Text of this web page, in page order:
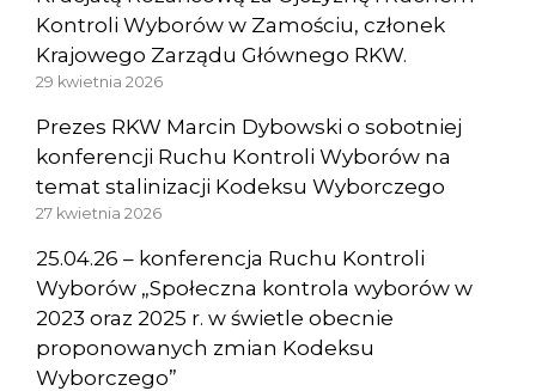
Kontroli Wyborów w Zamościu, członek
Krajowego Zarządu Głównego RKW.
29 kwietnia 2026
Prezes RKW Marcin Dybowski o sobotniej
konferencji Ruchu Kontroli Wyborów na
temat stalinizacji Kodeksu Wyborczego
27 kwietnia 2026
25.04.26 – konferencja Ruchu Kontroli
Wyborów „Społeczna kontrola wyborów w
2023 oraz 2025 r. w świetle obecnie
proponowanych zmian Kodeksu
Wyborczego”